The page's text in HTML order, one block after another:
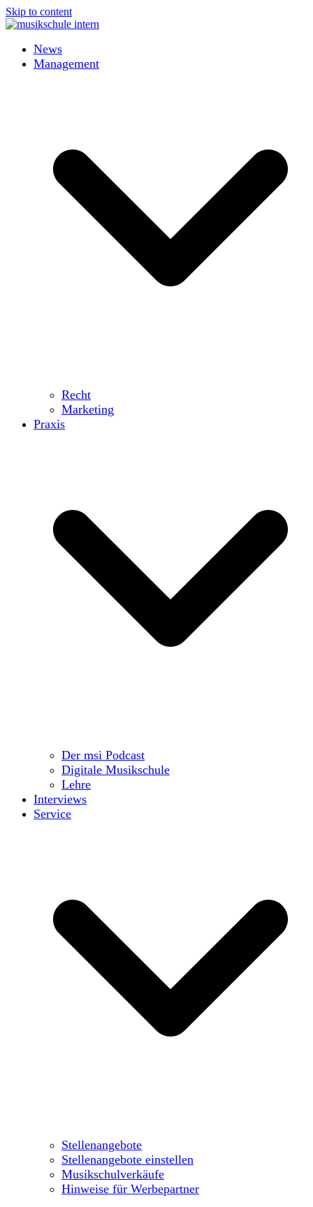
Skip to content
News
Management
Recht
Marketing
Praxis
Der msi Podcast
Digitale Musikschule
Lehre
Interviews
Service
Stellenangebote
Stellenangebote einstellen
Musikschulverkäufe
Hinweise für Werbepartner